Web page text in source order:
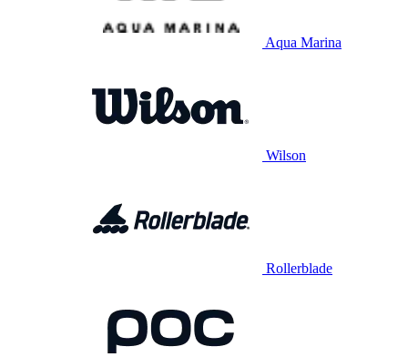
Aqua Marina
Wilson
Rollerblade